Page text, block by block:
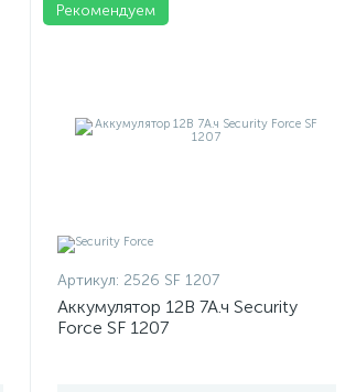
Рекомендуем
Артикул: 2526 SF 1207
Аккумулятор 12В 7А.ч Security
Force SF 1207